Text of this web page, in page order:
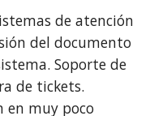
de atención
del documento
Soporte de
de tickets.
en muy poco